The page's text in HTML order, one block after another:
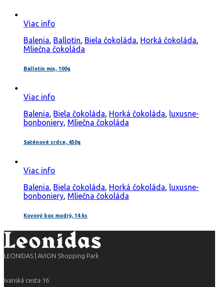
Viac info
Balenia, Ballotin, Biela čokoláda, Horká čokoláda,
Mliečna čokoláda
Ballotin mix, 100g
Viac info
Balenia, Biela čokoláda, Horká čokoláda, luxusne-
bonboniery, Mliečna čokoláda
Saténové srdce, 450g
Viac info
Balenia, Biela čokoláda, Horká čokoláda, luxusne-
bonboniery, Mliečna čokoláda
Kovový box modrý, 14 ks
LEONIDAS | AVION Shopping Park
Ivanská cesta 16